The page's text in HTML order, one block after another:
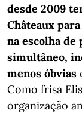
desde 2009
Châteaux
na escolha de
simultâneo,
menos óbvias
Como frisa
organização